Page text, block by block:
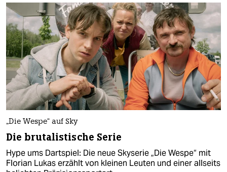
„Die Wespe“ auf Sky
Die brutalistische Serie
Hype ums Dartspiel: Die neue Skyserie „Die Wespe“ mit
Florian Lukas erzählt von kleinen Leuten und einer allseits